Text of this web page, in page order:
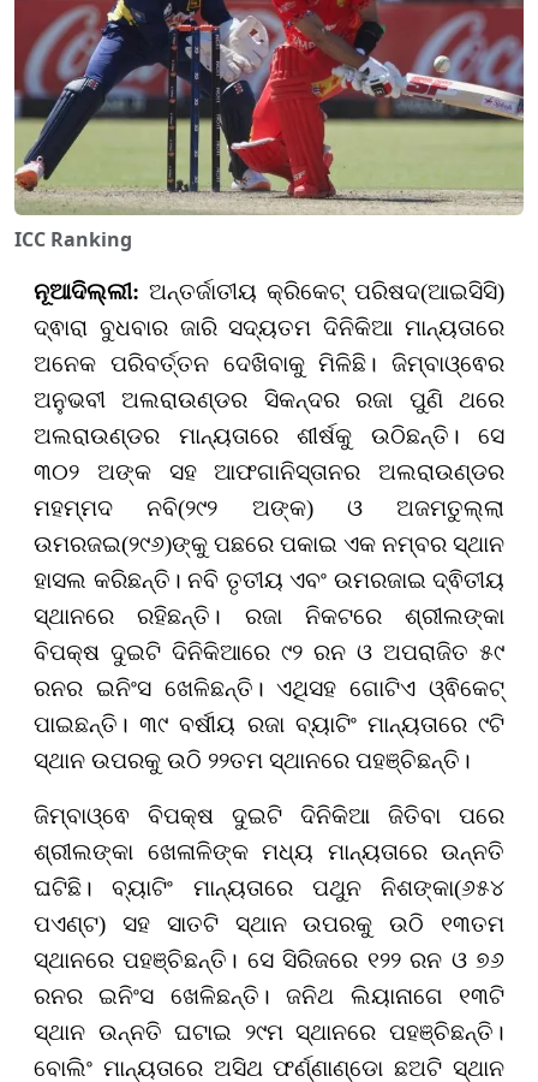
ICC Ranking
ନୂଆଦିଲ୍ଲୀ: ଅନ୍ତର୍ଜାତୀୟ କ୍ରିକେଟ୍ ପରିଷଦ(ଆଇସିସି)
ଦ୍ଵାରା ବୁଧବାର ଜାରି ସଦ୍ୟତମ ଦିନିକିଆ ମାନ୍ୟତାରେ
ଅନେକ ପରିବର୍ତ୍ତନ ଦେଖିବାକୁ ମିଳିଛି। ଜିମ୍ବାଓ୍ଵେର
ଅନୁଭବୀ ଅଲରାଉଣ୍ଡର ସିକନ୍ଦର ରଜା ପୁଣି ଥରେ
ଅଲରାଉଣ୍ଡର ମାନ୍ୟତାରେ ଶୀର୍ଷକୁ ଉଠିଛନ୍ତି। ସେ
୩୦୨ ଅଙ୍କ ସହ ଆଫଗାନିସ୍ତାନର ଅଲରାଉଣ୍ଡର
ମହମ୍ମଦ ନବି(୨୯୨ ଅଙ୍କ) ଓ ଅଜମତୁଲ୍ଲା
ଉମରଜଇ(୨୯୬)ଙ୍କୁ ପଛରେ ପକାଇ ଏକ ନମ୍ବର ସ୍ଥାନ
ହାସଲ କରିଛନ୍ତି। ନବି ତୃତୀୟ ଏବଂ ଉମରଜାଇ ଦ୍ଵିତୀୟ
ସ୍ଥାନରେ ରହିଛନ୍ତି। ରଜା ନିକଟରେ ଶ୍ରୀଲଙ୍କା
ବିପକ୍ଷ ଦୁଇଟି ଦିନିକିଆରେ ୯୨ ରନ ଓ ଅପରାଜିତ ୫୯
ରନର ଇନିଂସ ଖେଳିଛନ୍ତି। ଏଥିସହ ଗୋଟିଏ ଓ୍ଵିକେଟ୍
ପାଇଛନ୍ତି। ୩୯ ବର୍ଷୀୟ ରଜା ବ୍ୟାଟିଂ ମାନ୍ୟତାରେ ୯ଟି
ସ୍ଥାନ ଉପରକୁ ଉଠି ୨୨ତମ ସ୍ଥାନରେ ପହଞ୍ଚିଛନ୍ତି।
ଜିମ୍ବାଓ୍ଵେ ବିପକ୍ଷ ଦୁଇଟି ଦିନିକିଆ ଜିତିବା ପରେ
ଶ୍ରୀଲଙ୍କା ଖେଳାଳିଙ୍କ ମଧ୍ୟ ମାନ୍ୟତାରେ ଉନ୍ନତି
ଘଟିଛି। ବ୍ୟାଟିଂ ମାନ୍ୟତାରେ ପଥୁନ ନିଶଙ୍କା(୬୫୪
ପଏଣ୍ଟ) ସହ ସାତଟି ସ୍ଥାନ ଉପରକୁ ଉଠି ୧୩ତମ
ସ୍ଥାନରେ ପହଞ୍ଚିଛନ୍ତି। ସେ ସିରିଜରେ ୧୨୨ ରନ ଓ ୭୬
ରନର ଇନିଂସ ଖେଳିଛନ୍ତି। ଜନିଥ ଲିୟାନାଗେ ୧୩ଟି
ସ୍ଥାନ ଉନ୍ନତି ଘଟାଇ ୨୯ମ ସ୍ଥାନରେ ପହଞ୍ଚିଛନ୍ତି।
ବୋଲିଂ ମାନ୍ୟତାରେ ଅସିଥ ଫର୍ଣ୍ଣାଣ୍ଡୋ ଛଅଟି ସ୍ଥାନ